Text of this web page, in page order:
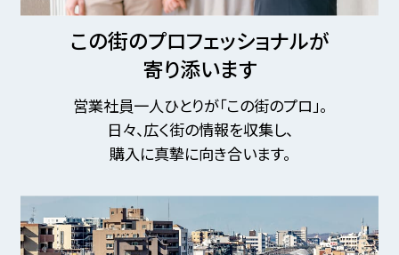
この街のプロフェッショナルが
寄り添います
営業社員一人ひとりが「この街のプロ」。
日々、広く街の情報を収集し、
購入に真摯に向き合います。